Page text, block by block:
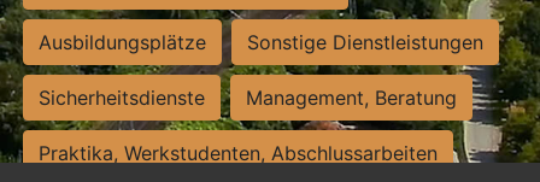
Ausbildungsplätze Sonstige Dienstleistungen
Sicherheitsdienste Management, Beratung
Praktika, Werkstudenten, Abschlussarbeiten